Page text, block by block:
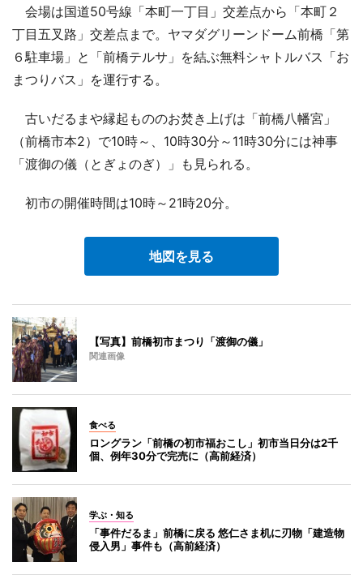
会場は国道50号線「本町一丁目」交差点から「本町２
丁目五叉路」交差点まで。ヤマダグリーンドーム前橋「第
６駐車場」と「前橋テルサ」を結ぶ無料シャトルバス「お
まつりバス」を運行する。
古いだるまや縁起もののお焚き上げは「前橋八幡宮」
（前橋市本2）で10時～、10時30分～11時30分には神事
「渡御の儀（とぎょのぎ）」も見られる。
初市の開催時間は10時～21時20分。
地図を見る
【写真】前橋初市まつり「渡御の儀」
関連画像
食べる
ロングラン「前橋の初市福おこし」初市当日分は2千
個、例年30分で完売に（高前経済）
学ぶ・知る
「事件だるま」前橋に戻る 悠仁さま机に刃物「建造物
侵入男」事件も（高前経済）